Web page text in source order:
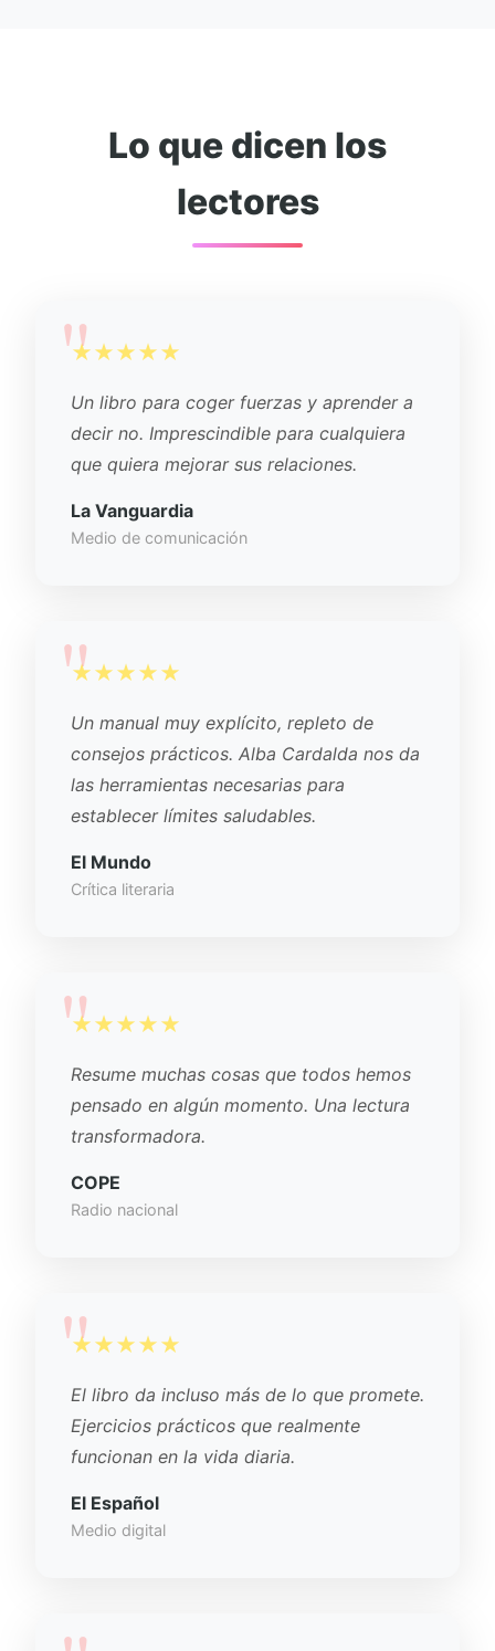
Lo que dicen los
lectores
★★★★★
Un libro para coger fuerzas y aprender a
decir no. Imprescindible para cualquiera
que quiera mejorar sus relaciones.
La Vanguardia
Medio de comunicación
★★★★★
Un manual muy explícito, repleto de
consejos prácticos. Alba Cardalda nos da
las herramientas necesarias para
establecer límites saludables.
El Mundo
Crítica literaria
★★★★★
Resume muchas cosas que todos hemos
pensado en algún momento. Una lectura
transformadora.
COPE
Radio nacional
★★★★★
El libro da incluso más de lo que promete.
Ejercicios prácticos que realmente
funcionan en la vida diaria.
El Español
Medio digital